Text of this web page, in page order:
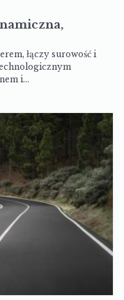
łączy surowość i
i…